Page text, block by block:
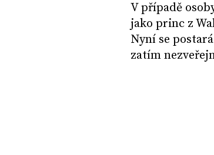
V případě
jako princ z
Nyní se
zatím